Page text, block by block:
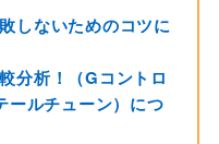
しないためのコツに
分析！（Gコントロ
ールチューン）につ